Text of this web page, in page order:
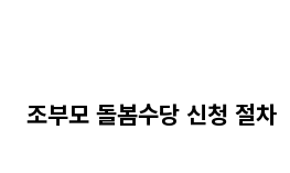
조부모 돌봄수당 신청 절차